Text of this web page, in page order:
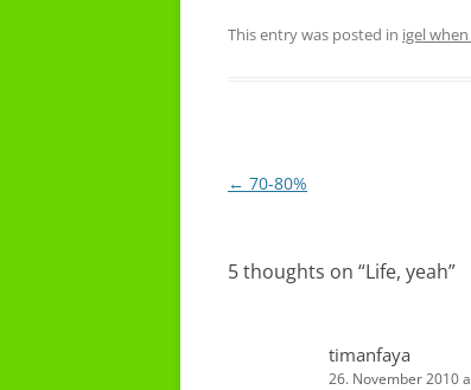
This entry was posted in igel
Post
← 70-80%
5 thoughts on “Life, yeah”
timanfaya
26. November 2010